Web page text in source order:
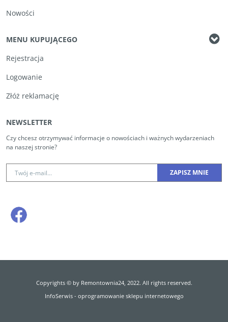
Nowości
MENU KUPUJĄCEGO
Rejestracja
Logowanie
Złóż reklamację
NEWSLETTER
Czy chcesz otrzymywać informacje o nowościach i ważnych wydarzeniach
na naszej stronie?
Copyrights © by Remontownia24, 2022. All rights reserved.
InfoSerwis- oprogramowanie sklepu internetowego